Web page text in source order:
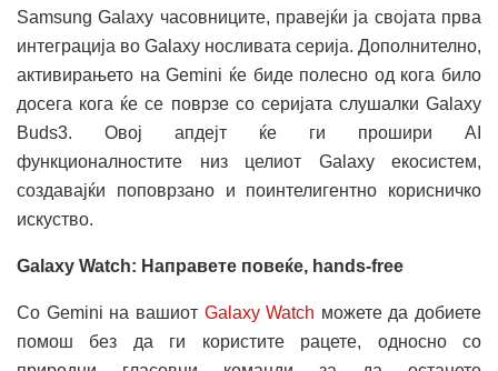
Samsung Galaxy часовниците, правејќи ја својата прва
интеграција во Galaxy носливата серија. Дополнително,
активирањето на Gemini ќе биде полесно од кога било
досега кога ќе се поврзе со серијата слушалки Galaxy
Buds3. Овој апдејт ќе ги прошири AI
функционалностите низ целиот Galaxy екосистем,
создавајќи поповрзано и поинтелигентно корисничко
искуство.
Galaxy Watch: Направете повеќе, hands-free
Со Gemini на вашиот Galaxy Watch можете да добиете
помош без да ги користите рацете, односно со